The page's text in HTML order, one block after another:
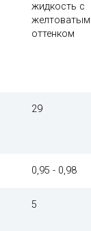
жидкость с
желтоватым
оттенком
29
0,95 - 0,98
5